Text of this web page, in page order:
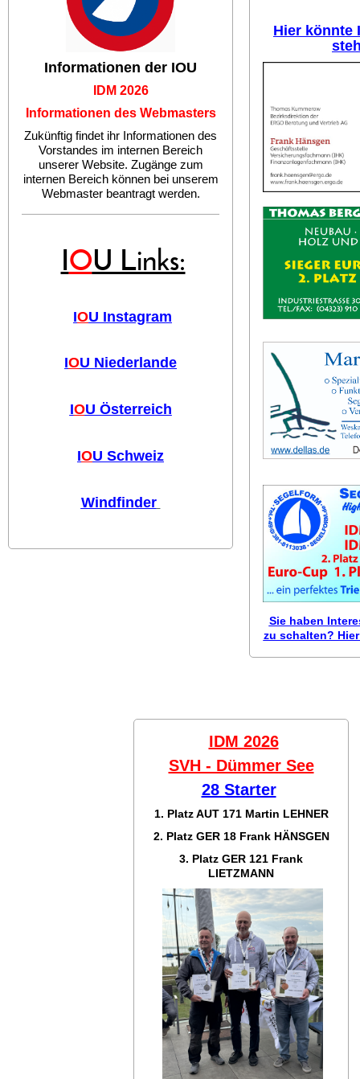
Informationen der IOU
IDM 2026
Informationen des Webmasters
Zukünftig findet ihr Informationen des
Vorstandes im internen Bereich
unserer Website. Zugänge zum
internen Bereich können bei unserem
Webmaster beantragt werden.
IOU Links:
IOU Instagram
IOU Niederlande
IOU Österreich
IOU Schweiz
Windfinder
Hier könnte
Sie haben
zu schalten?
IDM 2026
SVH - Dümmer See
28 Starter
1. Platz AUT 171 Martin LEHNER
2. Platz GER 18 Frank HÄNSGEN
3. Platz GER 121 Frank
LIETZMANN